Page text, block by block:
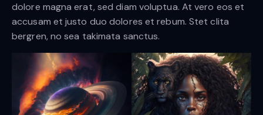
dolore magna erat, sed diam voluptua. At vero eos et
accusam et justo duo dolores et rebum. Stet clita
bergren, no sea takimata sanctus.